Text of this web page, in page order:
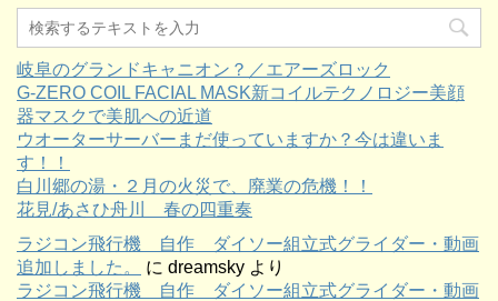
岐阜のグランドキャニオン？／エアーズロック
G-ZERO COIL FACIAL MASK新コイルテクノロジー美顔
器マスクで美肌への近道
ウオーターサーバーまだ使っていますか？今は違いま
す！！
白川郷の湯・２月の火災で、廃業の危機！！
花見/あさひ舟川 春の四重奏
ラジコン飛行機 自作 ダイソー組立式グライダー・動画
追加しました。
に dreamsky より
ラジコン飛行機 自作 ダイソー組立式グライダー・動画